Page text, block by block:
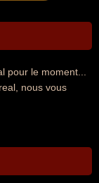
pour le moment...
nous vous